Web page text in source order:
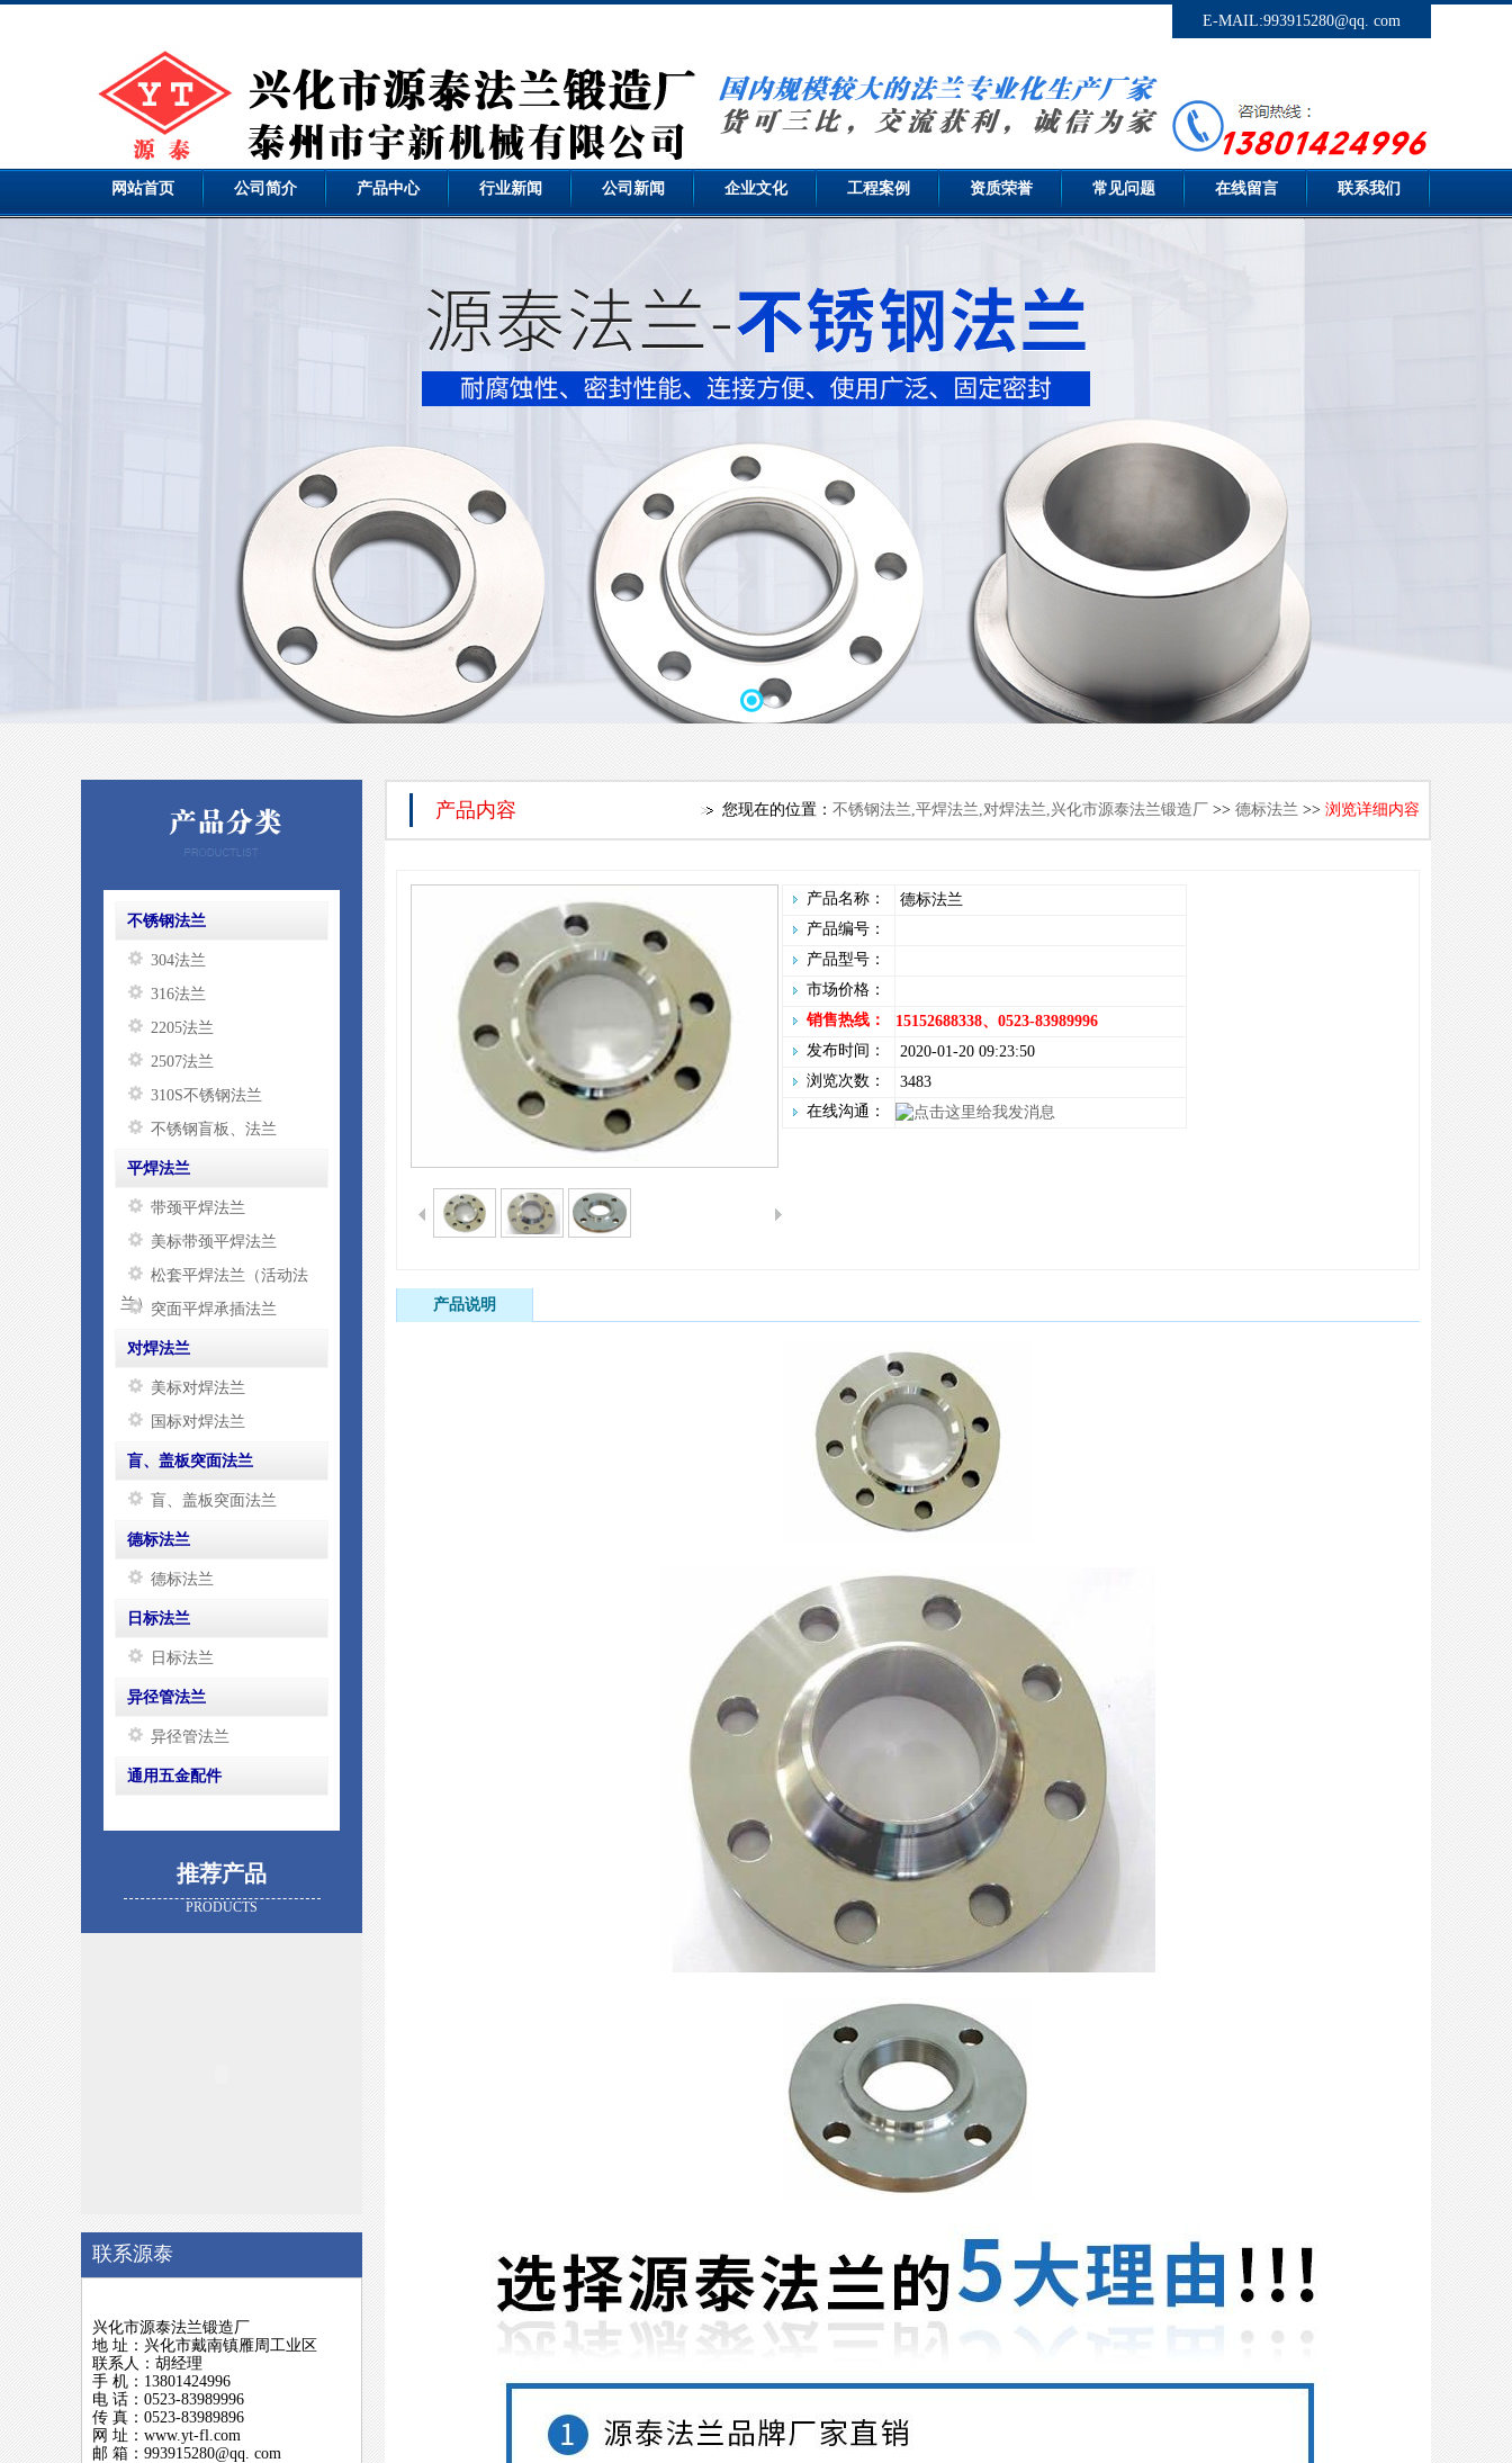
E-MAIL:993915280@qq. com
网站首页 公司简介 产品中心 行业新闻 公司新闻 企业文化 工程案例 资质荣誉 常见问题 在线留言 联系我们
不锈钢法兰
304法兰
316法兰
2205法兰
2507法兰
310S不锈钢法兰
不锈钢盲板、法兰
平焊法兰
带颈平焊法兰
美标带颈平焊法兰
松套平焊法兰（活动法
兰） 突面平焊承插法兰
对焊法兰
美标对焊法兰
国标对焊法兰
盲、盖板突面法兰
盲、盖板突面法兰
德标法兰
德标法兰
日标法兰
日标法兰
异径管法兰
异径管法兰
通用五金配件
推荐产品
PRODUCTS
联系源泰
兴化市源泰法兰锻造厂
地 址：兴化市戴南镇雁周工业区
联系人：胡经理
手 机：13801424996
电 话：0523-83989996
传 真：0523-83989896
网 址：www.yt-fl.com
邮 箱：993915280@qq. com
产品内容 您现在的位置： 不锈钢法兰,平焊法兰,对焊法兰,兴化市源泰法兰锻造厂 >> 德标法兰 >> 浏览详细内容
产品名称：
德标法兰
产品编号：
产品型号：
市场价格：
销售热线：
15152688338、0523-83989996
发布时间：
2020-01-20 09:23:50
浏览次数：
3483
在线沟通：
产品说明